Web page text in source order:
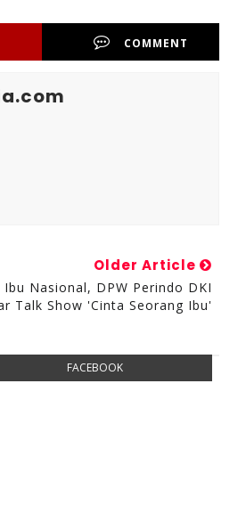
COMMENT
Older Article
Nasional, DPW Perindo DKI
Talk Show 'Cinta Seorang Ibu'
FACEBOOK